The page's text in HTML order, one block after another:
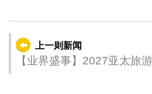
上一则新闻
【业界盛事】2027亚太旅